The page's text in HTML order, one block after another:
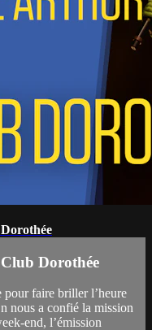
Dorothée
pour faire briller l’heure
nous a confié la mission
end, l’émission